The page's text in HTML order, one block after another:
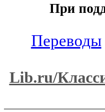
При
Переводы
Lib.ru/